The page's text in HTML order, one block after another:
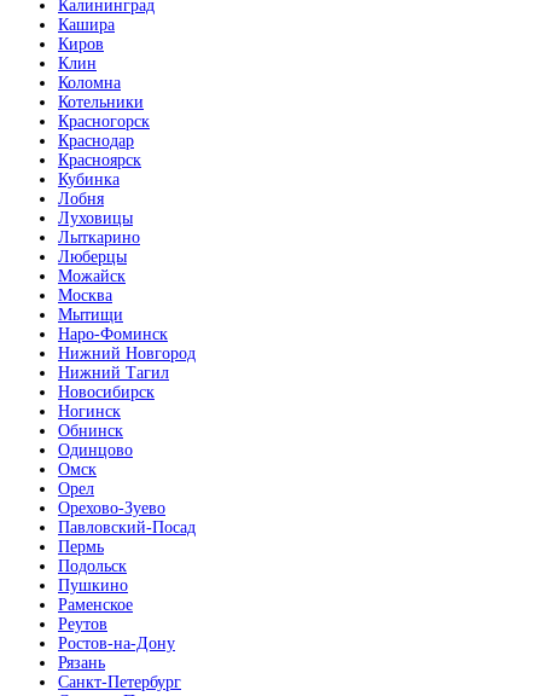
Калининград
Кашира
Киров
Клин
Коломна
Котельники
Красногорск
Краснодар
Красноярск
Кубинка
Лобня
Луховицы
Лыткарино
Люберцы
Можайск
Москва
Мытищи
Наро-Фоминск
Нижний Новгород
Нижний Тагил
Новосибирск
Ногинск
Обнинск
Одинцово
Омск
Орел
Орехово-Зуево
Павловский-Посад
Пермь
Подольск
Пушкино
Раменское
Реутов
Ростов-на-Дону
Рязань
Санкт-Петербург